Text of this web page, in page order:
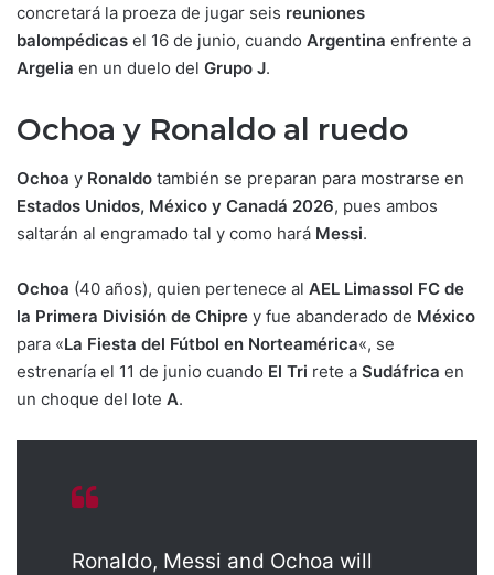
concretará la proeza de jugar seis reuniones
balompédicas el 16 de junio, cuando Argentina enfrente a
Argelia en un duelo del Grupo J.
Ochoa y Ronaldo al ruedo
Ochoa y Ronaldo también se preparan para mostrarse en
Estados Unidos, México y Canadá 2026, pues ambos
saltarán al engramado tal y como hará Messi.
Ochoa (40 años), quien pertenece al AEL Limassol FC de
la Primera División de Chipre y fue abanderado de México
para «La Fiesta del Fútbol en Norteamérica«, se
estrenaría el 11 de junio cuando El Tri rete a Sudáfrica en
un choque del lote A.
Ronaldo, Messi and Ochoa will